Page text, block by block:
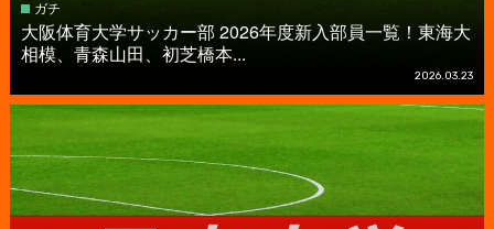
ガチ
大阪体育大学サッカー部 2026年度新入部員一覧！東海大
相模、青森山田、初芝橋本...
2026.03.23